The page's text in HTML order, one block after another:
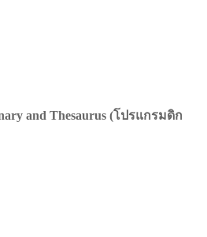
and Thesaurus (โปรแกรมดิก